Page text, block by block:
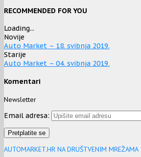
RECOMMENDED FOR YOU
Loading...
Novije
Auto Market – 18. svibnja 2019.
Starije
Auto Market – 04. svibnja 2019.
Komentari
Newsletter
Email adresa:
AUTOMARKET.HR NA DRUŠTVENIM MREŽAMA